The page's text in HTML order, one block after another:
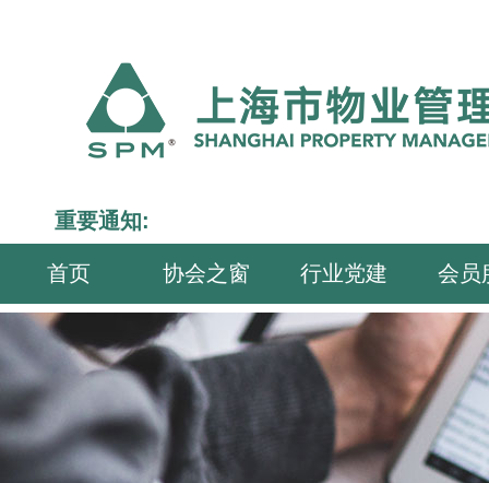
重要通知:
首页 协会之窗 行业党建 会员